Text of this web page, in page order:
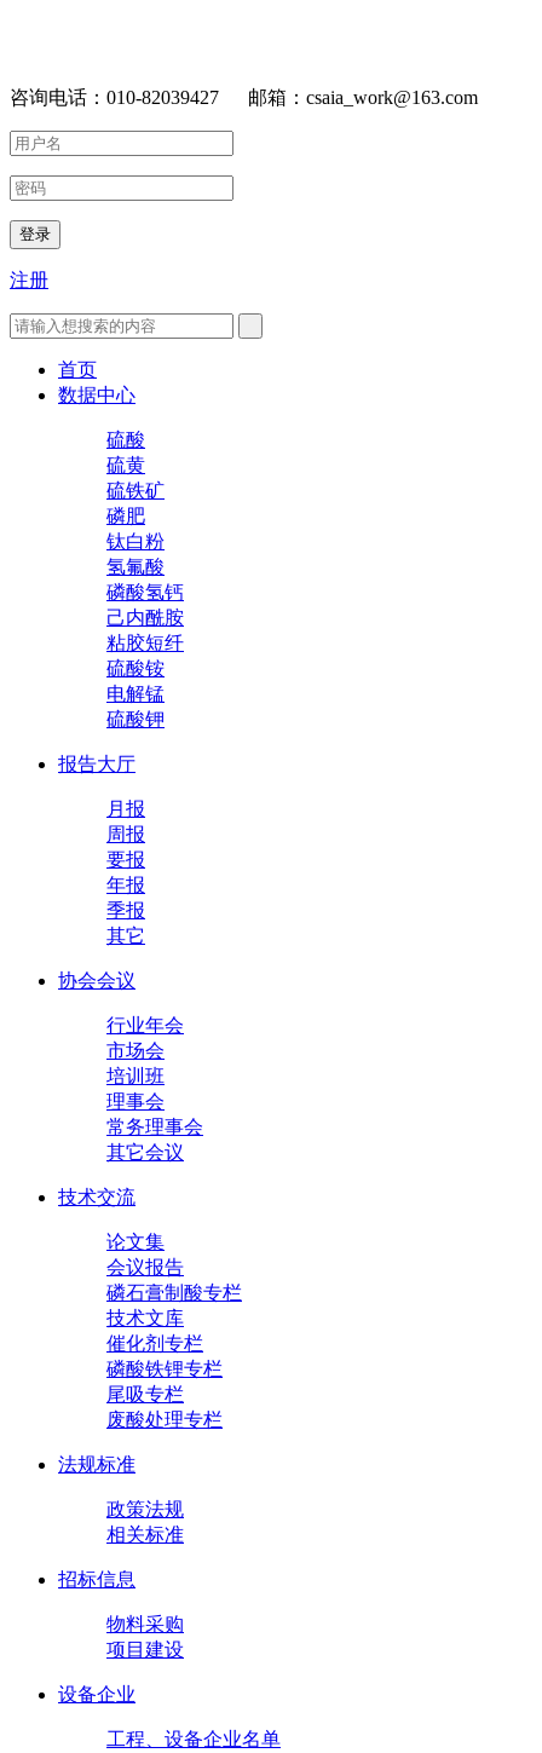
咨询电话：010-82039427 邮箱：csaia_work@163.com
登录
注册
首页
数据中心
硫酸
硫黄
硫铁矿
磷肥
钛白粉
氢氟酸
磷酸氢钙
己内酰胺
粘胶短纤
硫酸铵
电解锰
硫酸钾
报告大厅
月报
周报
要报
年报
季报
其它
协会会议
行业年会
市场会
培训班
理事会
常务理事会
其它会议
技术交流
论文集
会议报告
磷石膏制酸专栏
技术文库
催化剂专栏
磷酸铁锂专栏
尾吸专栏
废酸处理专栏
法规标准
政策法规
相关标准
招标信息
物料采购
项目建设
设备企业
工程、设备企业名单